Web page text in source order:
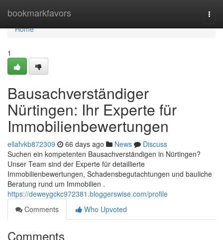
bookmarkfavors
Home
Home
1
Bausachverständiger
Nürtingen: Ihr Experte für
Immobilienbewertungen
ellafvkb872309 66 days ago News
Discuss
Suchen ein kompetenten Bausachverständigen in Nürtingen?
Unser Team sind der Experte für detaillierte
Immobilienbewertungen, Schadensbegutachtungen und bauliche
Beratung rund um Immobilien .
https://deweygckc972381.bloggerswise.com/profile
Comments
Who Upvoted
Comments